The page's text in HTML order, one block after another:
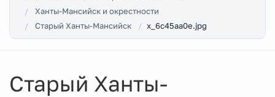
Ханты-Мансийск и окрестности
Старый Ханты-Мансийск
x_6c45aa0e.jpg
Старый Ханты-